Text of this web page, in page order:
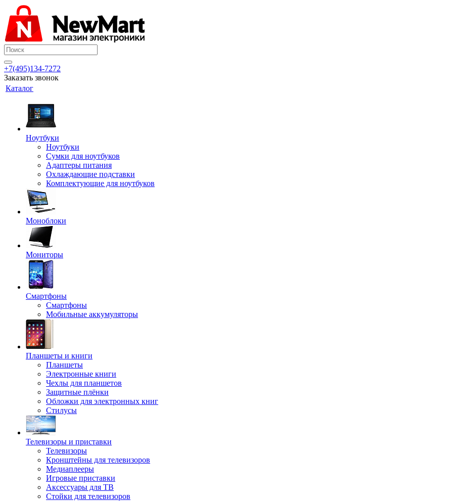
+7(495)134-7272
Заказать звонок
Каталог
Ноутбуки
Ноутбуки
Сумки для ноутбуков
Адаптеры питания
Охлаждающие подставки
Комплектующие для ноутбуков
Моноблоки
Мониторы
Смартфоны
Смартфоны
Мобильные аккумуляторы
Планшеты и книги
Планшеты
Электронные книги
Чехлы для планшетов
Защитные плёнки
Обложки для электронных книг
Стилусы
Телевизоры и приставки
Телевизоры
Кронштейны для телевизоров
Медиаплееры
Игровые приставки
Аксессуары для ТВ
Стойки для телевизоров